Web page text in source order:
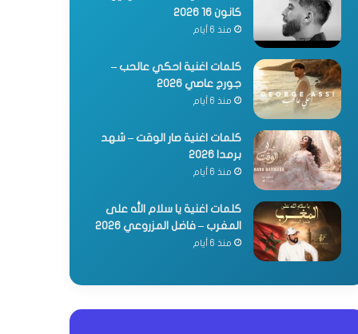
كانون 16 2026
منذ 6 أيام
كلمات اغنية احكي عالحب –
جورج عاصي 2026
منذ 6 أيام
كلمات اغنية صار الوقت – شهد
برمدا 2026
منذ 6 أيام
كلمات اغنية يا سلام الله على
المغرب – فاضل المزروعي 2026
منذ 6 أيام